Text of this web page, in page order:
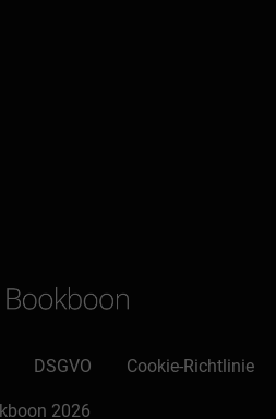
DSGVO Cookie-Richtlinie
2026